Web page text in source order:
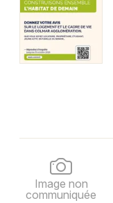
Image non
communiquée